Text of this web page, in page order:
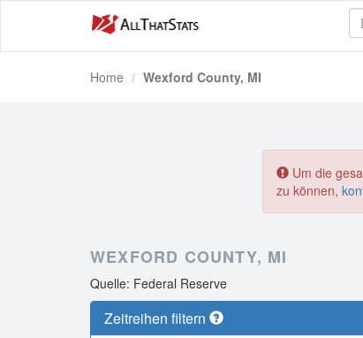
Home Wexford County, MI
Um die
zu können,
WEXFORD COUNTY, MI
Quelle: Federal Reserve
Zeitreihen filtern